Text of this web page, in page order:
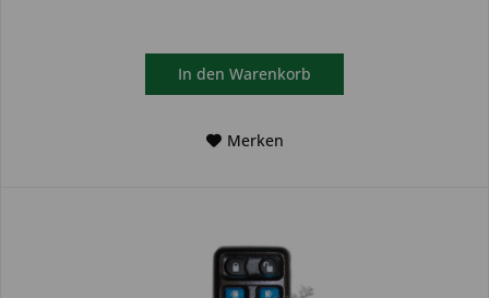
In den Warenkorb
Merken